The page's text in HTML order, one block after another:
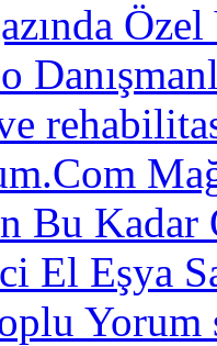
Bu Kadar
El Eşya